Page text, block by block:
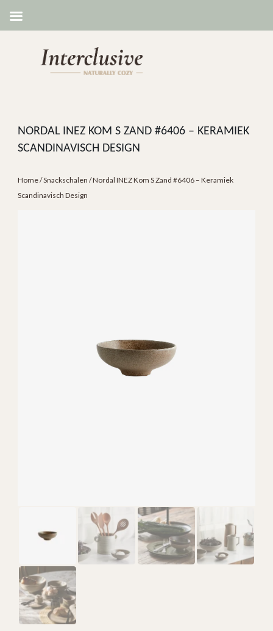
NORDAL INEZ KOM S ZAND #6406 – KERAMIEK
SCANDINAVISCH DESIGN
Home/Snackschalen / Nordal INEZ Kom S Zand #6406 – Keramiek
Scandinavisch Design